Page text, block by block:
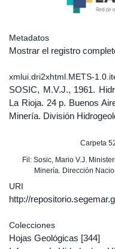
Metadatos
Mostrar el registro
xmlui.dri2xhtml.METS-
SOSIC, M.V.J., 1961.
La Rioja. 24 p. Buenos
Minería. División
Carpeta
Fil: Sosic, Mario V.J.
Minería. Dirección
URI
http://
Colecciones
Hojas Geológicas [344]